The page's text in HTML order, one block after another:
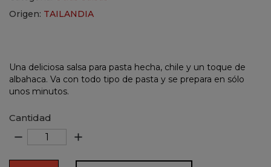
Origen: TAILANDIA
Una deliciosa salsa para pasta hecha, chile y un toque de
albahaca. Va con todo tipo de pasta y se prepara en sólo
unos minutos.
Cantidad
remove add